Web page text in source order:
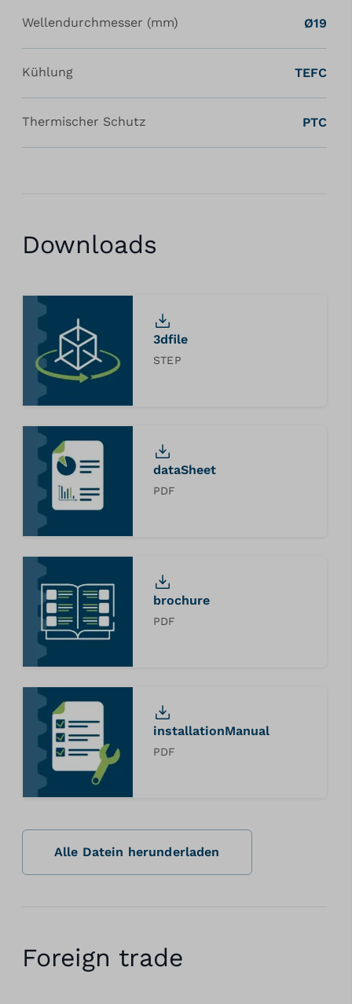
Wellendurchmesser (mm) Ø19
Kühlung TEFC
Thermischer Schutz PTC
Downloads
3dfile
STEP
dataSheet
PDF
brochure
PDF
installationManual
PDF
Alle Datein herunderladen
Foreign trade